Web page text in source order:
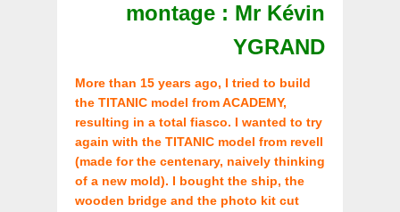
montage : Mr Kévin
YGRAND
More than 15 years ago, I tried to build
the TITANIC model from ACADEMY,
resulting in a total fiasco. I wanted to try
again with the TITANIC model from revell
(made for the centenary, naively thinking
of a new mold). I bought the ship, the
wooden bridge and the photo kit cut